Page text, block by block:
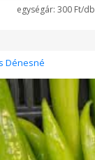
300 Ft/db
Dénesné